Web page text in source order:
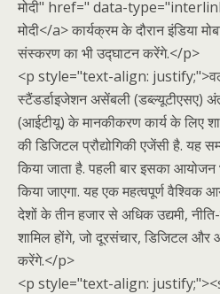
मोदी" href=" data-
मोदी</a> कार्यक्रम के दौरान इंडिया
संस्करण का भी उद्घाटन करेंगे.</p>
<p style="text-align:
स्टैंडर्डाइजेशन असेंबली (डब्ल्यूटीएसए)
(आईटीयू) के मानकीकरण कार्य के लिए
की डिजिटल प्रौद्योगिकी एजेंसी है. यह
किया जाता है. पहली बार इसका आयोजन
किया जाएगा. यह एक महत्वपूर्ण वैश्विक
देशों के तीन हजार से अधिक उद्यमी,
शामिल होंगे, जो दूरसंचार, डिजिटल और
करेंगे.</p>
<p style="text-align: